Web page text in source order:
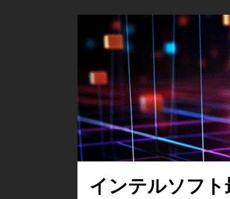
インテルソフ